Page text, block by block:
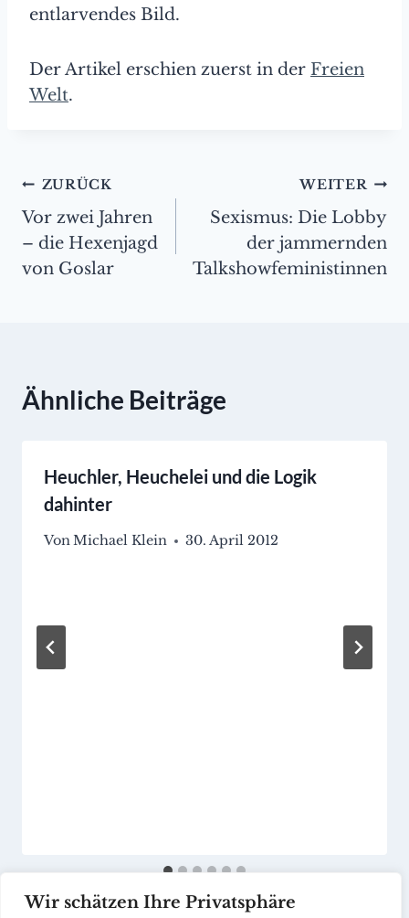
Wir schätzen Ihre Privatsphäre
entlarvendes Bild.
Der Artikel erschien zuerst in der Freien
Welt.
Beitragsnavigation
ZURÜCK
Vor zwei Jahren
– die Hexenjagd
von Goslar
WEITER
Sexismus: Die Lobby
der jammernden
Talkshowfeministinnen
Ähnliche Beiträge
Heuchler, Heuchelei und die Logik
dahinter
VonMichael Klein 30. April 2012